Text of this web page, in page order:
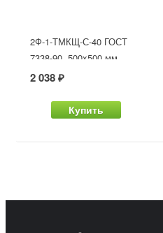
2Ф-1-ТМКЩ-С-40 ГОСТ
7338-90, 500x500 мм
2 038 ₽
Купить